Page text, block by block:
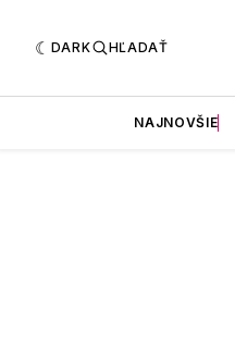
DARK HĽADAŤ
NAJNOVŠIE